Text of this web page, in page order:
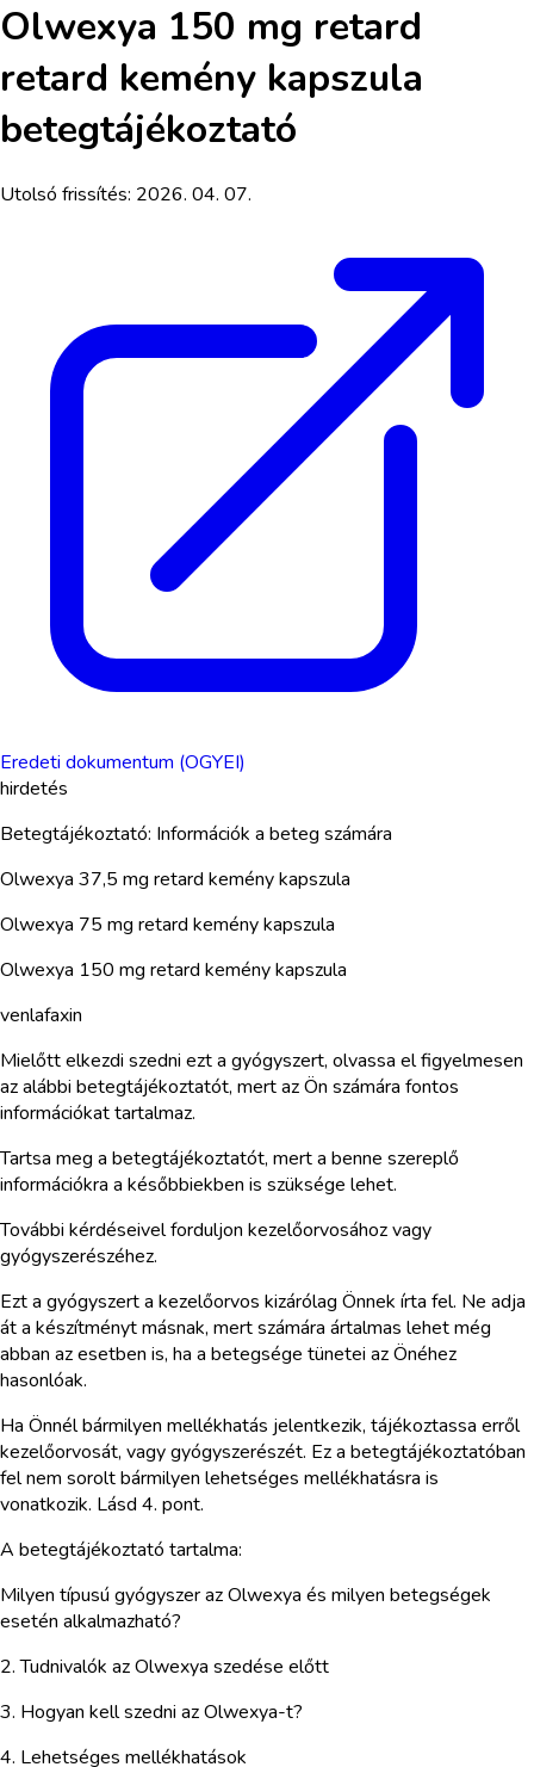
Olwexya 150 mg retard
retard kemény kapszula
betegtájékoztató
Utolsó frissítés: 2026. 04. 07.
Eredeti dokumentum (OGYEI)
hirdetés
Betegtájékoztató: Információk a beteg számára
Olwexya 37,5 mg retard kemény kapszula
Olwexya 75 mg retard kemény kapszula
Olwexya 150 mg retard kemény kapszula
venlafaxin
Mielőtt elkezdi szedni ezt a gyógyszert, olvassa el figyelmesen
az alábbi betegtájékoztatót, mert az Ön számára fontos
információkat tartalmaz.
Tartsa meg a betegtájékoztatót, mert a benne szereplő
információkra a későbbiekben is szüksége lehet.
További kérdéseivel forduljon kezelőorvosához vagy
gyógyszerészéhez.
Ezt a gyógyszert a kezelőorvos kizárólag Önnek írta fel. Ne adja
át a készítményt másnak, mert számára ártalmas lehet még
abban az esetben is, ha a betegsége tünetei az Önéhez
hasonlóak.
Ha Önnél bármilyen mellékhatás jelentkezik, tájékoztassa erről
kezelőorvosát, vagy gyógyszerészét. Ez a betegtájékoztatóban
fel nem sorolt bármilyen lehetséges mellékhatásra is
vonatkozik. Lásd 4. pont.
A betegtájékoztató tartalma:
Milyen típusú gyógyszer az Olwexya és milyen betegségek
esetén alkalmazható?
2. Tudnivalók az Olwexya szedése előtt
3. Hogyan kell szedni az Olwexya-t?
4. Lehetséges mellékhatások